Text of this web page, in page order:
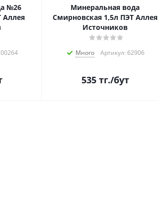
№26
Аллея
Минеральная вода
Смирновская 1,5л ПЭТ Аллея
Источников
Много Артикул: 62906
535тг./бут